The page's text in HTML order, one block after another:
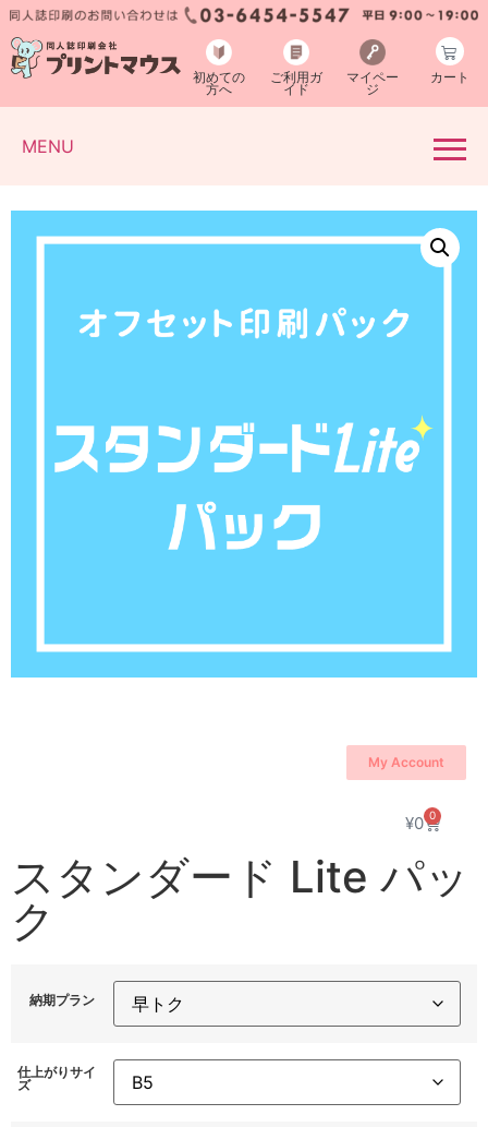
初めての
方へ
ご利用ガ
イド
マイペー
ジ
カート
MENU
My Account
¥0 0
スタンダード Lite パッ
ク
納期プラン
仕上がりサイ
ズ